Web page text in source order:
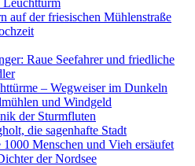
auf der friesischen Mühlenstraße
Raue Seefahrer und friedliche
– Wegweiser im Dunkeln
und Windgeld
der Sturmfluten
die sagenhafte Stadt
1000 Menschen und Vieh ersäufet
der Nordsee